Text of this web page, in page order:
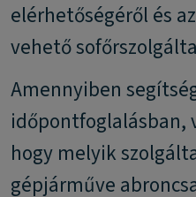
elérhetőségéről és
vehető
Amennyiben
időpontfoglalásban,
hogy melyik
gépjárműve